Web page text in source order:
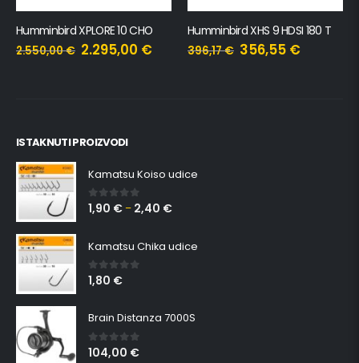
Humminbird XPLORE 10 CHO
2.550,00€ 2.295,00 €
Humminbird XHS 9 HDSI 180 T
396,17€ 356,55 €
ISTAKNUTI PROIZVODI
Kamatsu Koiso udice
0 out of 5
1,90 € – 2,40 €
Kamatsu Chika udice
0 out of 5
1,80 €
Brain Distanza 7000S
0out of 5
104,00 €